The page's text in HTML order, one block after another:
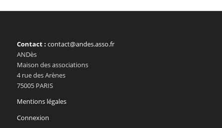
Contact : contact@andes.asso.fr
ANDès
Maison des associations
4 rue des Arènes
75005 PARIS
Mentions légales
Connexion